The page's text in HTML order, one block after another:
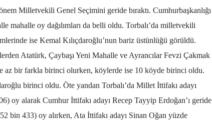
Milletvekili Genel Seçimini geride bıraktı. Cumhurbaşkanlığı
mahalle oy dağılımları da belli oldu. Torbalı’da milletvekili
ise Kemal Kılıçdaroğlu’nun bariz üstünlüğü görüldü.
Atatürk, Çaybaşı Yeni Mahalle ve Ayrancılar Fevzi Çakmak
az bir farkla birinci olurken, köylerde ise 10 köyde birinci oldu.
birinci oldu. Öte yandan Torbalı’da Millet İttifakı adayı
oy alarak Cumhur İttifakı adayı Recep Tayyip Erdoğan’ı geride
bin 433) oy alırken, Ata İttifakı adayı Sinan Oğan yüzde